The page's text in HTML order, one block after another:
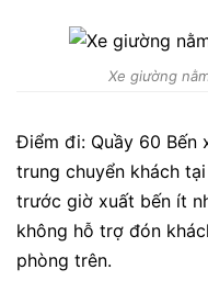
Xe giường
Điểm đi: Quầy 60 Bến
trung chuyển khách
trước giờ xuất bến ít
không hỗ trợ đón
phòng trên.